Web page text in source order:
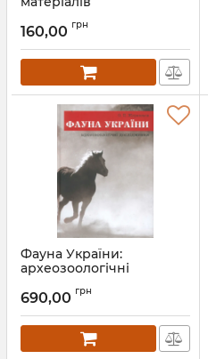
160,00 грн
Фауна України:
археозоологічні
Артикул: Ф00005
690,00 грн